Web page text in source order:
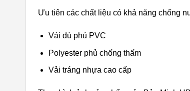
Ưu tiên các chất liệu có khả năng chống
Vải dù phủ PVC
Polyester phủ chống thấm
Vải tráng nhựa cao cấp